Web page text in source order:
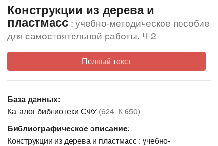
Конструкции из дерева и
пластмасс : учебно-методическое пособие
для самостоятельной работы. Ч 2
Полный текст
База данных:
Каталог библиотеки СФУ (624 К 650)
Библиографическое описание:
Конструкции из дерева и пластмасс : учебно-